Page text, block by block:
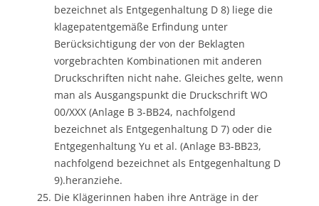
bezeichnet als Entgegenhaltung D 8) liege die
klagepatentgemäße Erfindung unter
Berücksichtigung der von der Beklagten
vorgebrachten Kombinationen mit anderen
Druckschriften nicht nahe. Gleiches gelte, wenn
man als Ausgangspunkt die Druckschrift WO
00/XXX (Anlage B 3-BB24, nachfolgend
bezeichnet als Entgegenhaltung D 7) oder die
Entgegenhaltung Yu et al. (Anlage B3-BB23,
nachfolgend bezeichnet als Entgegenhaltung D
9).heranziehe.
Die Klägerinnen haben ihre Anträge in der